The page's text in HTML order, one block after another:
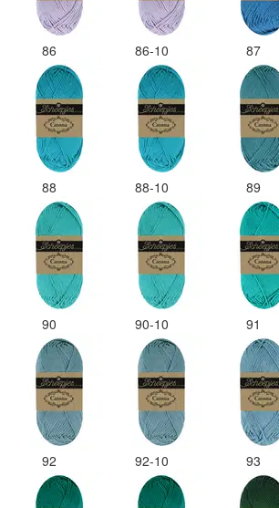
86 86-10 87
88 88-10 89
90 90-10 91
92 92-10 93